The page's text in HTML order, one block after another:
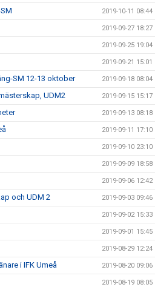
2019-10-11 08:44
2019-09-27 18:27
2019-09-25 19:04
2019-09-21 15:01
SM 12-13 oktober 2019-09-18 08:04
UDM2 2019-09-15 15:17
2019-09-13 08:18
2019-09-11 17:10
2019-09-10 23:10
2019-09-09 18:58
2019-09-06 12:42
och UDM 2 2019-09-03 09:46
2019-09-02 15:33
2019-09-01 15:45
2019-08-29 12:24
i IFK Umeå 2019-08-20 09:06
2019-08-19 08:05